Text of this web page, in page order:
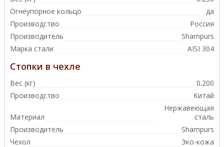
Огнеупорное кольцо
да
Производство
Россия
Производитель
Shampurs
Марка стали
AISI 304
Стопки в чехле
Вес (кг)
0.200
Производство
Китай
Материал
Нержавеющая
сталь
Производитель
Shampurs
Чехол
Эко-кожа